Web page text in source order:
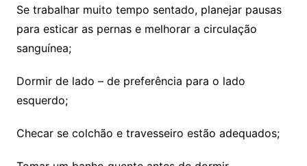
Se trabalhar muito tempo sentado, planejar pausas
para esticar as pernas e melhorar a circulação
sanguínea;
Dormir de lado – de preferência para o lado
esquerdo;
Checar se colchão e travesseiro estão adequados;